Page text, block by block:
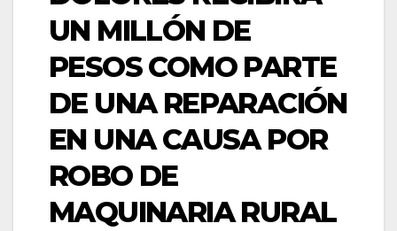
UN MILLÓN DE
PESOS COMO PARTE
DE UNA REPARACIÓN
EN UNA CAUSA POR
ROBO DE
MAQUINARIA RURAL